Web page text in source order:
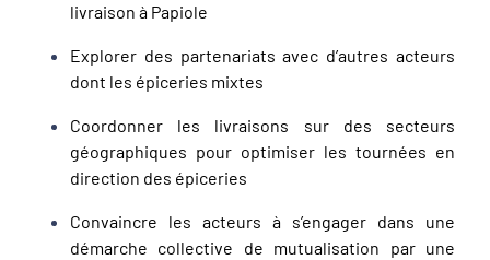
livraison à Papiole
Explorer des partenariats avec d’autres acteurs
dont les épiceries mixtes
Coordonner les livraisons sur des secteurs
géographiques pour optimiser les tournées en
direction des épiceries
Convaincre les acteurs à s’engager dans une
démarche collective de mutualisation par une